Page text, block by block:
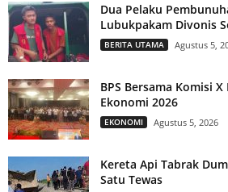
Dua Pelaku
Lubukpakam Divonis
BERITA UTAMA Agustus 5,
BPS Bersama Komisi X
Ekonomi 2026
EKONOMI Agustus 5, 2026
Kereta Api Tabrak
Satu Tewas